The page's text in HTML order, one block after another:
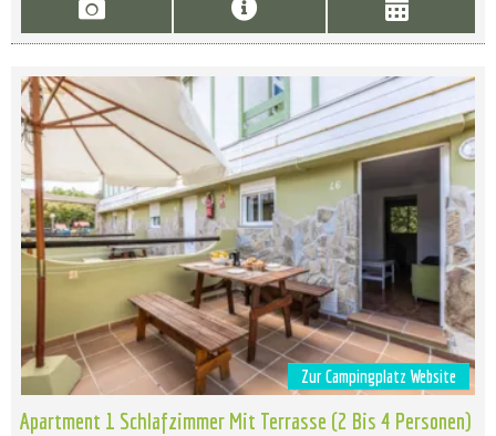
Zur Campingplatz Website
Apartment 1 Schlafzimmer Mit Terrasse (2 Bis 4 Personen)